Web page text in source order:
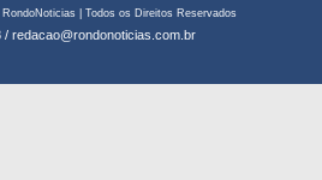
| Todos os Direitos Reservados
/ redacao@rondonoticias.com.br